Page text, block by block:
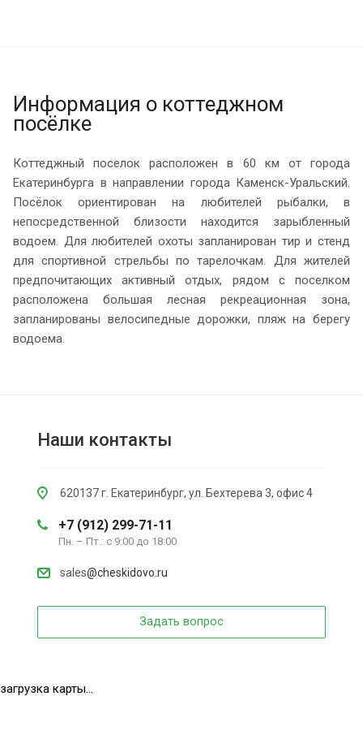
Информация о коттеджном
посёлке
Коттеджный поселок расположен в 60 км от города
Екатеринбурга в направлении города Каменск-Уральский.
Посёлок ориентирован на любителей рыбалки, в
непосредственной близости находится зарыбленный
водоем. Для любителей охоты запланирован тир и стенд
для спортивной стрельбы по тарелочкам. Для жителей
предпочитающих активный отдых, рядом с поселком
расположена большая лесная рекреационная зона,
запланированы велосипедные дорожки, пляж на берегу
водоема.
Наши контакты
620137 г. Екатеринбург, ул. Бехтерева 3, офис 4
+7 (912) 299-71-11
Пн. – Пт.: с 9:00 до 18:00
sales@cheskidovo.ru
Задать вопрос
загрузка карты...